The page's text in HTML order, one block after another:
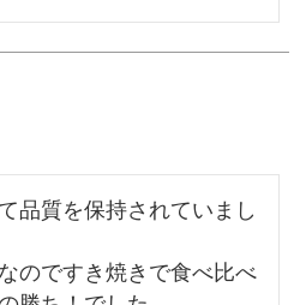
品質を保持されていまし
のですき焼きで食べ比べ